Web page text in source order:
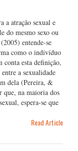
a atração sexual e
do mesmo sexo ou
entende-se
como o indivíduo
conta esta definição,
a sexualidade
dela (Pereira, &
que, na maioria dos
espera-se que
Read Article